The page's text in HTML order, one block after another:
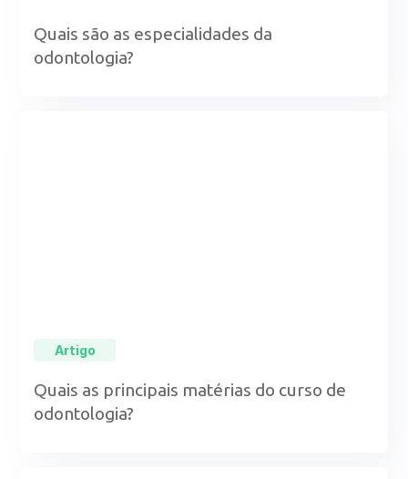
Quais são as especialidades da
odontologia?
Artigo
Quais as principais matérias do curso de
odontologia?